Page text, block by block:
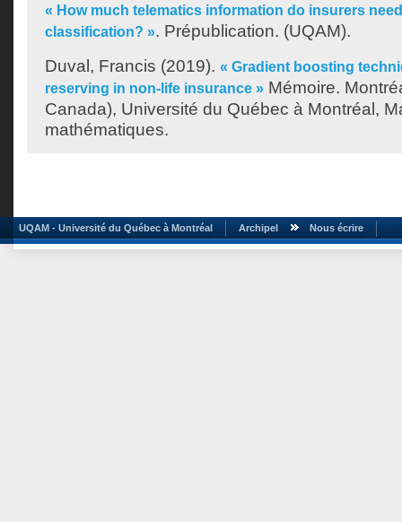
« How much telematics information do insurers
classification? ». Prépublication. (UQAM).
Duval, Francis (2019). « Gradient boosting
reserving in non-life insurance » Mémoire.
Canada), Université du Québec à Montréal,
mathématiques.
UQAM - Université du Québec à Montréal Archipel Nous écrire